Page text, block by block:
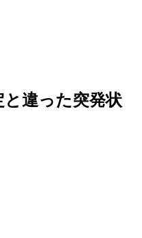
と違った突発状